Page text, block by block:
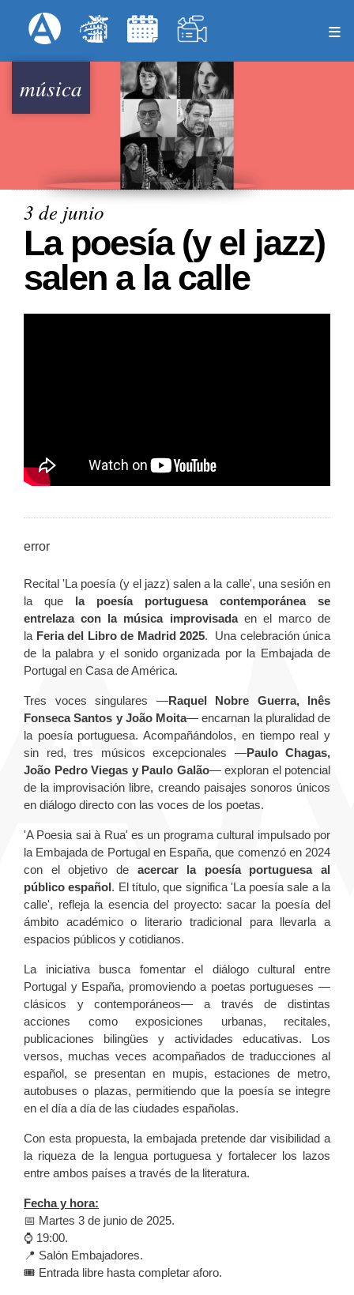
al
principal
Menú Superior
música
3 de junio
La poesía (y el jazz)
salen a la calle
error
Recital 'La poesía (y el jazz) salen a la calle', una sesión en
la que la poesía portuguesa contemporánea se
entrelaza con la música improvisadaen el marco de
la Feria del Libro de Madrid 2025. Una celebración única
de la palabra y el sonido organizada por la Embajada de
Portugal en Casa de América.
Tres voces singulares —Raquel Nobre Guerra, Inês
Fonseca Santos y João Moita— encarnan la pluralidad de
la poesía portuguesa. Acompañándolos, en tiempo real y
sin red, tres músicos excepcionales —Paulo Chagas,
João Pedro Viegas y Paulo Galão— exploran el potencial
de la improvisación libre, creando paisajes sonoros únicos
en diálogo directo con las voces de los poetas.
'A Poesia sai à Rua' es un programa cultural impulsado por
la Embajada de Portugal en España, que comenzó en 2024
con el objetivo de acercar la poesía portuguesa al
público español. El título, que significa 'La poesía sale a la
calle', refleja la esencia del proyecto: sacar la poesía del
ámbito académico o literario tradicional para llevarla a
espacios públicos y cotidianos.
La iniciativa busca fomentar el diálogo cultural entre
Portugal y España, promoviendo a poetas portugueses —
clásicos y contemporáneos— a través de distintas
acciones como exposiciones urbanas, recitales,
publicaciones bilingües y actividades educativas. Los
versos, muchas veces acompañados de traducciones al
español, se presentan en mupis, estaciones de metro,
autobuses o plazas, permitiendo que la poesía se integre
en el día a día de las ciudades españolas.
Con esta propuesta, la embajada pretende dar visibilidad a
la riqueza de la lengua portuguesa y fortalecer los lazos
entre ambos países a través de la literatura.
Fecha y hora:
📅 Martes 3 de junio de 2025.
⌚️ 19:00.
📍 Salón Embajadores.
🎟️ Entrada libre hasta completar aforo.